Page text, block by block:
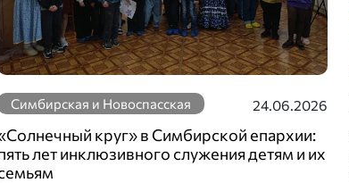
Симбирская и Новоспасская 24.06.2026
круг» в Симбирской епархии:
лет инклюзивного служения детям и их